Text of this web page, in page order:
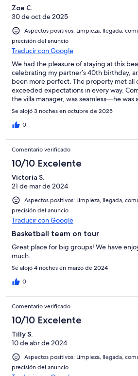
Zoe C.
30 de oct de 2025
Aspectos positivos: Limpieza, llegada,
precisión del anuncio
Traducir con Google
We had the pleasure of staying at this
celebrating my partner’s 40th birthday,
been more perfect. The property met all
exceeded expectations in every way.
the villa manager, was seamless—he was
answer our questions and even arranged
made everything so easy. We’ll
five-star experience!
Se alojó 3 noches en octubre de 2025
0
Comentario verificado
10/10 Excelente
Victoria S.
21 de mar de 2024
Aspectos positivos: Limpieza, llegada,
precisión del anuncio
Traducir con Google
Basketball team on tour
Great place for big groups! We have
much.
Se alojó 4 noches en marzo de 2024
0
Comentario verificado
10/10 Excelente
Tilly S.
10 de abr de 2024
Aspectos positivos: Limpieza, llegada,
precisión del anuncio